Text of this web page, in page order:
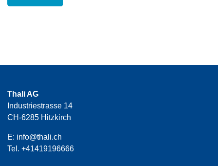
Thali AG
Industriestrasse 14
CH-6285 Hitzkirch
E: info@thali.ch
Tel. +41419196666